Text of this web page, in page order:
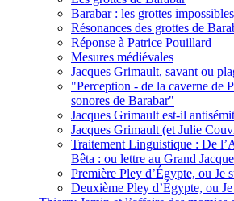
Barabar : les grottes
Résonances des grottes de
Réponse à Patrice Pouillard
Mesures médiévales
Jacques Grimault, savant ou
"Perception - de la caverne de
sonores de Barabar"
Jacques Grimault est-il
Jacques Grimault (et Julie
Traitement Linguistique : De
Bêta : ou lettre au Grand
Première Pley d’Égypte, ou Je
Deuxième Pley d’Égypte, ou